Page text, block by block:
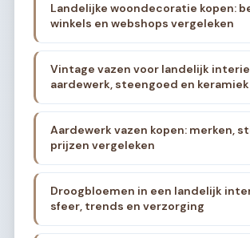
Landelijke woondecoratie kopen:
winkels en webshops vergeleken
Vintage vazen voor landelijk
aardewerk, steengoed en keramiek
Aardewerk vazen kopen: merken,
prijzen vergeleken
Droogbloemen in een landelijk
sfeer, trends en verzorging